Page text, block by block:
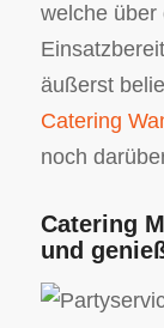
welche über
äußerst
Catering
noch
Catering
und